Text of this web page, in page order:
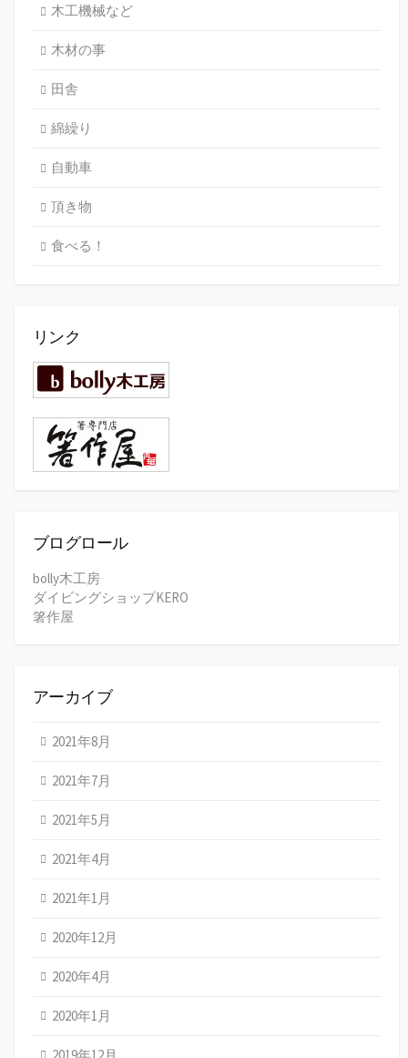
木工機械など
木材の事
田舎
綿繰り
自動車
頂き物
食べる！
リンク
ブログロール
bolly木工房
ダイビングショップKERO
箸作屋
アーカイブ
2021年8月
2021年7月
2021年5月
2021年4月
2021年1月
2020年12月
2020年4月
2020年1月